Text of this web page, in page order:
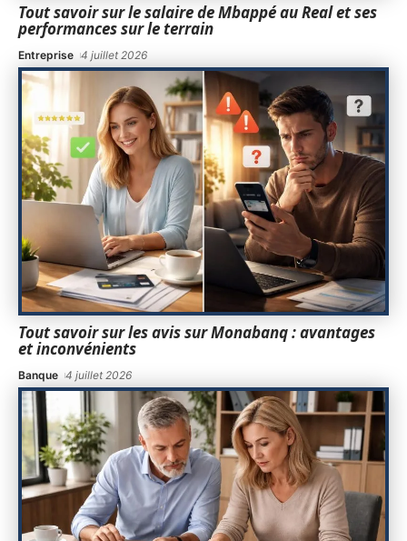
Tout savoir sur le salaire de Mbappé au Real et ses
performances sur le terrain
Entreprise 4 juillet 2026
Tout savoir sur les avis sur Monabanq : avantages
et inconvénients
Banque 4 juillet 2026